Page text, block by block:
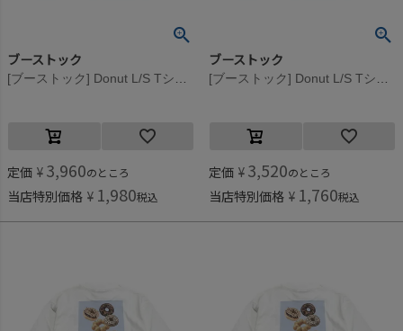
ブーストック
定価 ¥ 3,960のところ
当店特別価格 ¥ 1,980税込
ブーストック
定価 ¥ 3,520のところ
当店特別価格 ¥ 1,760税込